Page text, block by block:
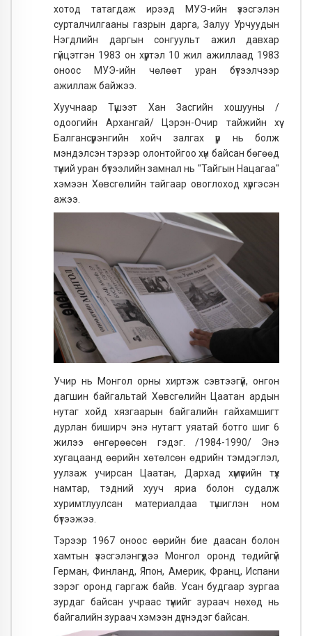
хотод татагдаж ирээд МУЭ-ийн үзэсгэлэн
сурталчилгааны газрын дарга, Залуу Урчуудын
Нэгдлийн даргын сонгуульт ажил давхар
гүйцэтгэн 1983 он хүртэл 10 жил ажиллаад 1983
оноос МУЭ-ийн чөлөөт уран бүтээлчээр
ажиллаж байжээ.
Хуучнаар Түшээт Хан Засгийн хошууны /
одоогийн Архангай/ Цэрэн-Очир тайжийн хүү
Балгансүрэнгийн хойч залгах үр нь болж
мэндэлсэн тэрээр олонтойгоо хүн байсан бөгөөд
түүний уран бүтээлийн замнал нь "Тайгын Нацагаа"
хэмээн Хөвсгөлийн тайгаар овоглоход хүргэсэн
ажээ.
Учир нь Монгол орны хиртэж сэвтээгүй, онгон
дагшин байгальтай Хөвсгөлийн Цаатан ардын
нутаг хойд хязгаарын байгалийн гайхамшигт
дурлан биширч энэ нутагт уяатай ботго шиг 6
жилээ өнгөрөөсөн гэдэг. /1984-1990/ Энэ
хугацаанд өөрийн хөтөлсөн өдрийн тэмдэглэл,
уулзаж учирсан Цаатан, Дархад хүмүүсийн түүх
намтар, тэдний хууч яриа болон судалж
хуримтлуулсан материалдаа түшиглэн ном
бүтээжээ.
Тэрээр 1967 оноос өөрийн бие даасан болон
хамтын үзэсгэлэнгүүдээ Монгол оронд төдийгүй
Герман, Финланд, Япон, Америк, Франц, Испани
зэрэг оронд гаргаж байв. Усан будгаар зургаа
зурдаг байсан учраас түүнийг зураач нөхөд нь
байгалийн зураач хэмээн дүгнэдэг байсан.